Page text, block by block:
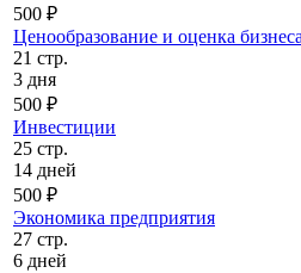
500 ₽
Ценообразование и оценка бизнеса
21 стр.
3 дня
500 ₽
Инвестиции
25 стр.
14 дней
500 ₽
Экономика предприятия
27 стр.
6 дней